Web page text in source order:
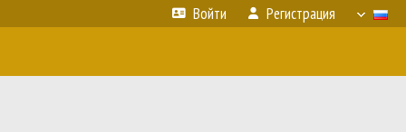
Войти Регистрация